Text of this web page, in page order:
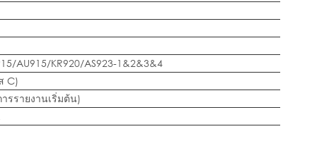
AU915/KR920/AS923-1&2&3&4
C)
รรายงานเริ่มต้น)